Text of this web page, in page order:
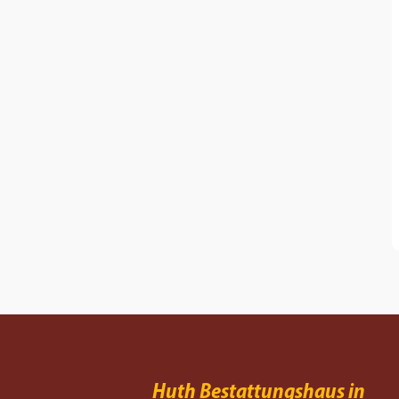
Huth Bestattungshaus in